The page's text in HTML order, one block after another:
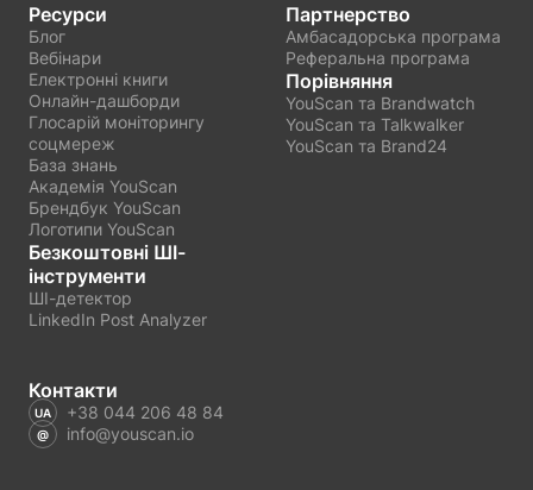
Ресурси
Блог
Вебінари
Електронні книги
Онлайн-дашборди
Глосарій моніторингу
соцмереж
База знань
Академія YouScan
Брендбук YouScan
Логотипи YouScan
Безкоштовні ШІ-
інструменти
ШІ-детектор
LinkedIn Post Analyzer
Партнерство
Амбасадорська програма
Реферальна програма
Порівняння
YouScan та Brandwatch
YouScan та Talkwalker
YouScan та Brand24
Контакти
+38 044 206 48 84
info@youscan.io